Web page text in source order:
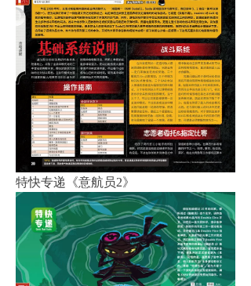
特快专递《意航员2》